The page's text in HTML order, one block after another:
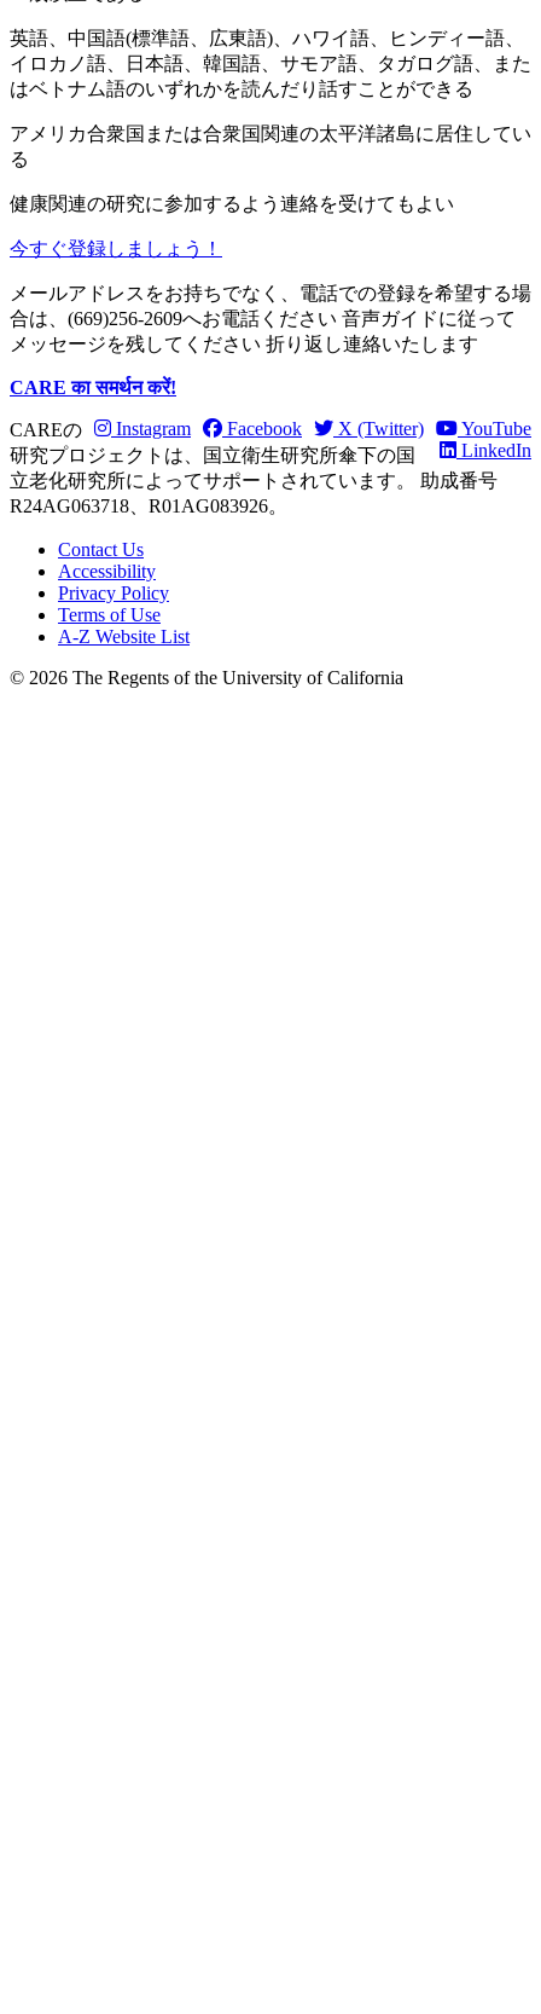
英語、中国語(標準語、広東語)、ハワイ語、ヒンディー語、
イロカノ語、日本語、韓国語、サモア語、タガログ語、また
はベトナム語のいずれかを読んだり話すことができる
アメリカ合衆国または合衆国関連の太平洋諸島に居住してい
る
健康関連の研究に参加するよう連絡を受けてもよい
今すぐ登録しましょう！
メールアドレスをお持ちでなく、電話での登録を希望する場
合は、(669)256-2609へお電話ください 音声ガイドに従って
メッセージを残してください 折り返し連絡いたします
CARE का समर्थन करें!
YouTube
X (Twitter)
Facebook
Instagram
LinkedIn
CAREの
研究プロジェクトは、国立衛生研究所傘下の国
立老化研究所によってサポートされています。 助成番号
R24AG063718、R01AG083926。
Contact Us
Accessibility
Privacy Policy
Terms of Use
A-Z Website List
© 2026 The Regents of the University of California